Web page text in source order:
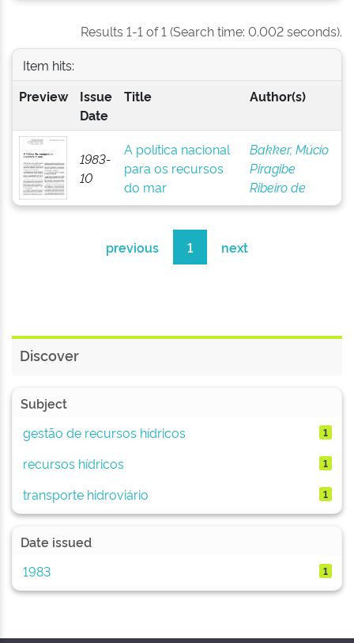
Results 1-1 of 1 (Search time: 0.002 seconds).
Item hits:
Preview
Issue
Date
Title Author(s)
1983-
10
A política nacional
para os recursos
do mar
Bakker, Múcio
Piragibe
Ribeiro de
previous 1 next
Discover
Subject
gestão de recursos hídricos
1
recursos hídricos 1
transporte hidroviário 1
Date issued
1983
1